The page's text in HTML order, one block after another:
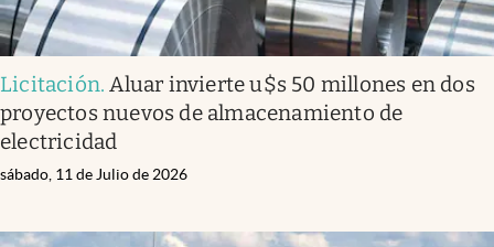
Licitación.Aluar invierte u$s 50 millones en dos
proyectos nuevos de almacenamiento de
electricidad
sábado, 11 de Julio de 2026